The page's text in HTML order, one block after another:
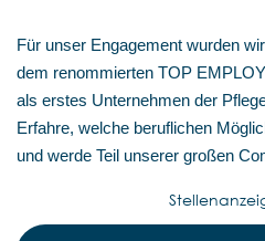
Für unser Engagement wurden
dem renommierten TOP
als erstes Unternehmen der
Erfahre, welche beruflichen
und werde Teil unserer großen